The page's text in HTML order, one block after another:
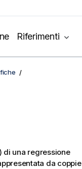
Riferimenti
) di una regressione
da coppie